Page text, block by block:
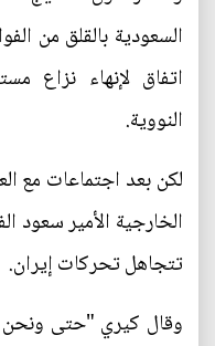
السعودية بالقلق من
اتفاق لإنهاء نزاع
النووية.
لكن بعد اجتماعات مع
الخارجية الأمير
تتجاهل تحركات إيران.
وقال كيري "حتى